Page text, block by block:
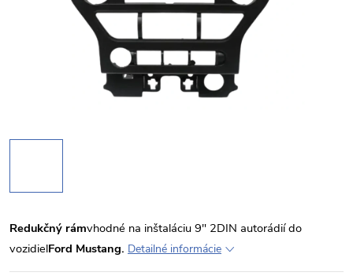
Redukčný rámvhodné na inštaláciu 9" 2DIN autorádií do
vozidielFord Mustang. Detailné informácie